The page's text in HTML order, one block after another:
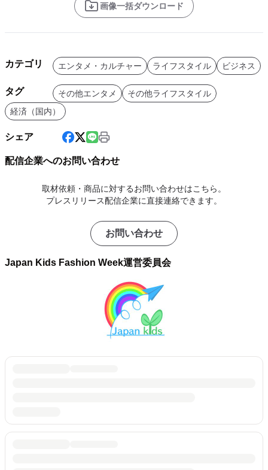
画像一括ダウンロード
カテゴリ エンタメ・カルチャー ライフスタイル ビジネス
タグ その他エンタメ
その他ライフスタイル
経済（国内）
シェア
配信企業へのお問い合わせ
取材依頼・商品に対するお問い合わせはこちら。
プレスリリース配信企業に直接連絡できます。
お問い合わせ
Japan Kids Fashion Week運営委員会